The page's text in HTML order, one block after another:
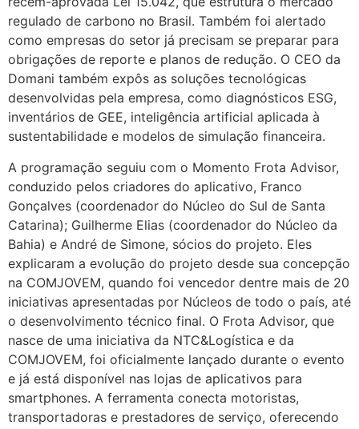
regulado de carbono no Brasil. Também foi alertado
como empresas do setor já precisam se preparar para
obrigações de reporte e planos de redução. O CEO da
Domani também expôs as soluções tecnológicas
desenvolvidas pela empresa, como diagnósticos ESG,
inventários de GEE, inteligência artificial aplicada à
sustentabilidade e modelos de simulação financeira.
A programação seguiu com o Momento Frota Advisor,
conduzido pelos criadores do aplicativo, Franco
Gonçalves (coordenador do Núcleo do Sul de Santa
Catarina); Guilherme Elias (coordenador do Núcleo da
Bahia) e André de Simone, sócios do projeto. Eles
explicaram a evolução do projeto desde sua concepção
na COMJOVEM, quando foi vencedor dentre mais de 20
iniciativas apresentadas por Núcleos de todo o país, até
o desenvolvimento técnico final. O Frota Advisor, que
nasce de uma iniciativa da NTC&Logística e da
COMJOVEM, foi oficialmente lançado durante o evento
e já está disponível nas lojas de aplicativos para
smartphones. A ferramenta conecta motoristas,
transportadoras e prestadores de serviço, oferecendo